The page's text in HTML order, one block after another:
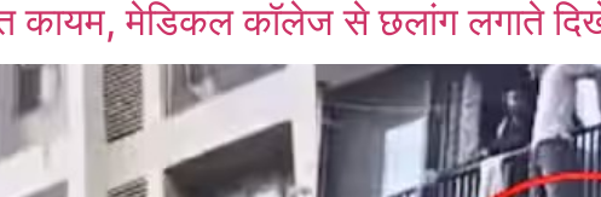
कायम, मेडिकल कॉलेज से छलांग लगाते